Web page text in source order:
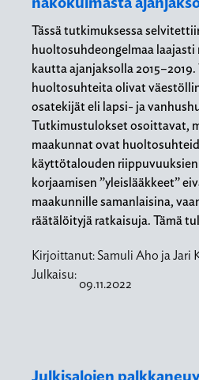
Tässä tutkimuksessa
huoltosuhdeongelmaa
kautta ajanjaksolla
huoltosuhteita olivat
osatekijät eli lapsi- ja
Tutkimustulokset osoittavat,
maakunnat ovat
käyttötalouden
korjaamisen ”yleislääkkeet”
maakunnille samanlaisina,
räätälöityjä ratkaisuja. Tämä
Kirjoittanut:Samuli Aho ja Jari
Julkaisu:
09.11.2022
Julkisalojen